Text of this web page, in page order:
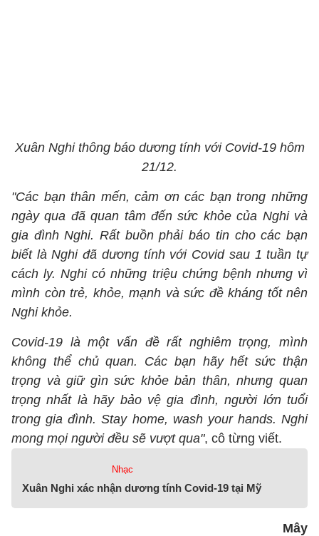
Xuân Nghi thông báo dương tính với Covid-19 hôm
21/12.
"Các bạn thân mến, cảm ơn các bạn trong những
ngày qua đã quan tâm đến sức khỏe của Nghi và
gia đình Nghi. Rất buồn phải báo tin cho các bạn
biết là Nghi đã dương tính với Covid sau 1 tuần tự
cách ly. Nghi có những triệu chứng bệnh nhưng vì
mình còn trẻ, khỏe, mạnh và sức đề kháng tốt nên
Nghi khỏe.
Covid-19 là một vấn đề rất nghiêm trọng, mình
không thể chủ quan. Các bạn hãy hết sức thận
trọng và giữ gìn sức khỏe bản thân, nhưng quan
trọng nhất là hãy bảo vệ gia đình, người lớn tuổi
trong gia đình. Stay home, wash your hands. Nghi
mong mọi người đều sẽ vượt qua", cô từng viết.
Nhạc
Xuân Nghi xác nhận dương tính Covid-19 tại Mỹ
Mây